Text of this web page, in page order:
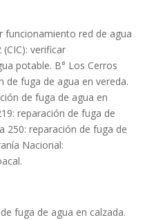
funcionamiento red de agua
(CIC): verificar
potable. B° Los Cerros
de fuga de agua en vereda.
de fuga de agua en
reparación de fuga de
250: reparación de fuga de
Nacional:
fuga de agua en calzada.